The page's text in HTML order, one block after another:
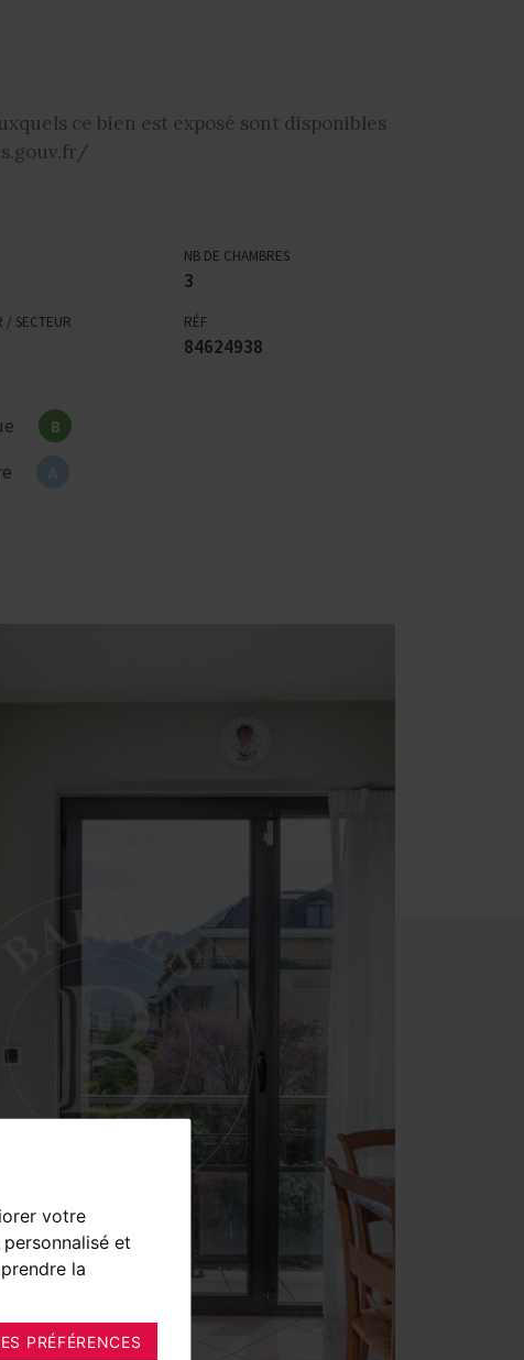
votre
et
la
PRÉFÉRENCES
ce bien est exposé sont disponibles
NB DE CHAMBRES
3
/ SECTEUR RÉF
84624938
B